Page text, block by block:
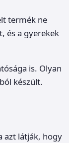
termék ne
és a gyerekek
is. Olyan
készült.
azt látják, hogy